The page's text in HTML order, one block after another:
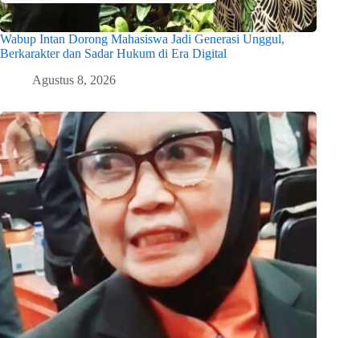
Wabup Intan Dorong Mahasiswa Jadi Generasi Unggul,
Berkarakter dan Sadar Hukum di Era Digital
Agustus 8, 2026